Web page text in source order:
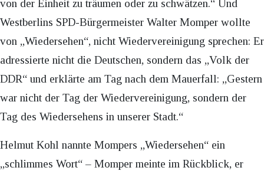
von der Einheit zu träumen oder zu schwätzen.“ Und
Westberlins SPD-Bürgermeister Walter Momper wollte
von „Wiedersehen“, nicht Wiedervereinigung sprechen: Er
adressierte nicht die Deutschen, sondern das „Volk der
DDR“ und erklärte am Tag nach dem Mauerfall: „Gestern
war nicht der Tag der Wiedervereinigung, sondern der
Tag des Wiedersehens in unserer Stadt.“
Helmut Kohl nannte Mompers „Wiedersehen“ ein
„schlimmes Wort“ – Momper meinte im Rückblick, er